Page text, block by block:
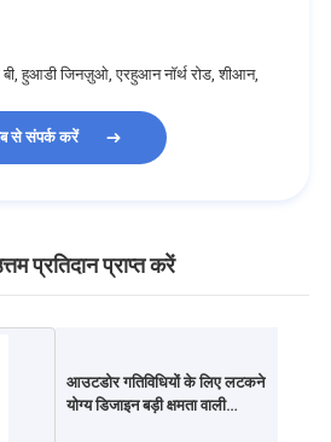
बी, हुआडी जिनज़ुओ, एरहुआन नॉर्थ रोड, शीआन,
से संपर्क करें
प्रतिदान प्राप्त करें
आउटडोर गतिविधियों के लिए लटकने
योग्य डिजाइन बड़ी क्षमता वाली